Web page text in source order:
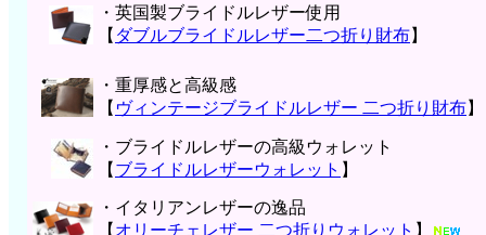
・英国製ブライドルレザー使用
【 ダブルブライドルレザー二つ折り財布】
・重厚感と高級感
【 ヴィンテージブライドルレザー 二つ折り財布】
・ブライドルレザーの高級ウォレット
【 ブライドルレザーウォレット 】
・イタリアンレザーの逸品
【 オリーチェレザー 二つ折りウォレット 】